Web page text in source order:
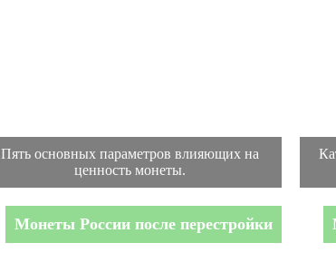
Пять основных параметров влияющих на
ценность монеты.
Монеты России после перестройки